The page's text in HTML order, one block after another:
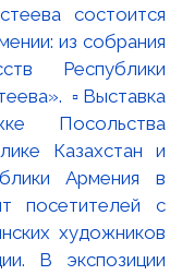
состоится
из собрания
Республики
▫️Выставка
Посольства
Казахстан и
Армения в
посетителей с
художников
В экспозиции